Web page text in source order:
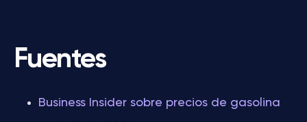
Fuentes
Business Insider sobre precios de gasolina